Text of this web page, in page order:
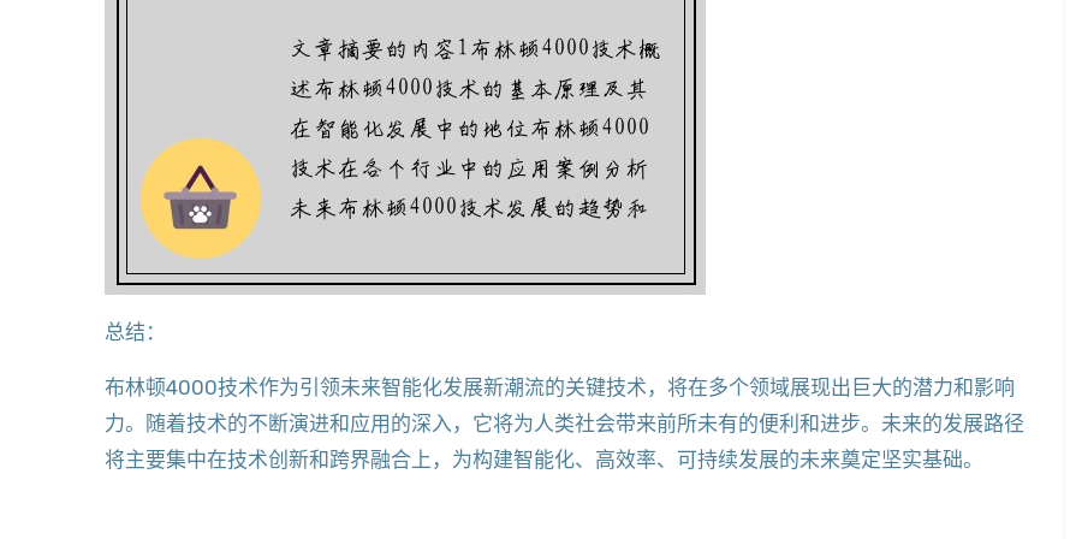
总结：
布林顿4000技术作为引领未来智能化发展新潮流的关键技术，将在多个领域展现出巨大的潜力和影响
力。随着技术的不断演进和应用的深入，它将为人类社会带来前所未有的便利和进步。未来的发展路径
将主要集中在技术创新和跨界融合上，为构建智能化、高效率、可持续发展的未来奠定坚实基础。